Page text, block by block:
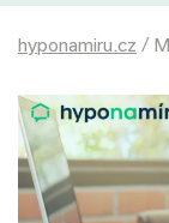
hyponamiru.cz /